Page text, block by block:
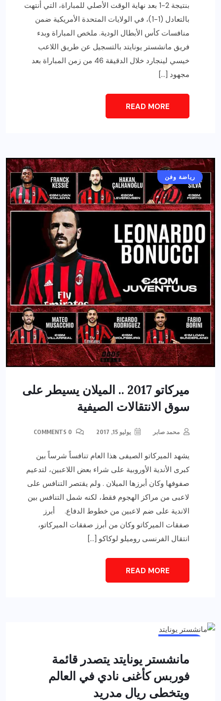
بنتيجة 2-1 بعد نهاية الوقت الأصلي للمباراة، التي أنتهت
بالتعادل (1-1)، في الولايات المتحدة الأمريكية ضمن
منافسات كأس الأبطال الودية. ملخص المباراة وبدء
فريق مانشستر يونايتد بالتسجيل عن طريق اللاعب
خيسي لينجارد خلال الدقيقة 46 من زمن المباراة بعد
مجهود […]
READ MORE
رياضة وفن
ميركاتو 2017 .. الميلان يسيطر على
سوق الانتقالات الصيفية
محمد صابر يوليو 15, 2017
يشهد الميركاتو الصيفى هذا العام تنافساً شرساً بين
كبرى الأندية الأوروبية على شراء بعض اللاعبين، لتدعيم
صفوفها وكان أبرزها الميلان . ولم يقتصر التنافس على
لاعبى من مراكز الهجوم فقط، لكنه شمل التنافس بين
الاندية على ضم لاعبين من خطوط الدفاع. أبرز
صفقات الميركاتو وكان من أبرز صفقات الميركاتو،
انتقال الفرنسى روميلو لوكاكو […]
READ MORE
مانشستر يونايتد يتصدر قائمة
فوربس كأغنى نادي في العالم
ويتخطى ريال مدريد